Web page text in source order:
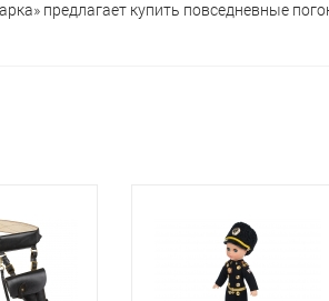
предлагает кyпить повседневные